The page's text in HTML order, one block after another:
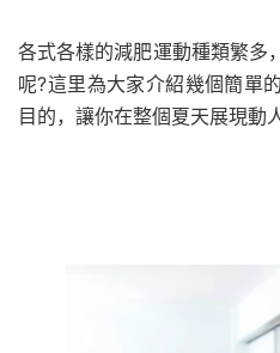
各式各樣的減肥運動種類繁多
呢?這里為大家介紹幾個簡單
目的，讓你在整個夏天展現動